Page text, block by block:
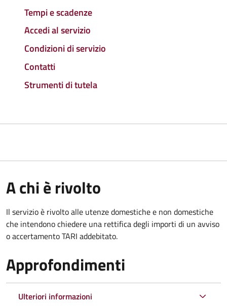
Tempi e scadenze
Accedi al servizio
Condizioni di servizio
Contatti
Strumenti di tutela
A chi è rivolto
Il servizio è rivolto alle utenze domestiche e non domestiche
che intendono chiedere una rettifica degli importi di un avviso
o accertamento TARI addebitato.
Approfondimenti
Ulteriori informazioni